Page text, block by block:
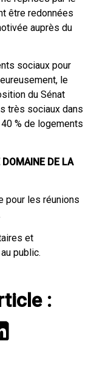
être redonnées
auprès du
sociaux pour
le
du Sénat
très sociaux dans
% de logements
DE LA
pour les réunions
et
public.
: